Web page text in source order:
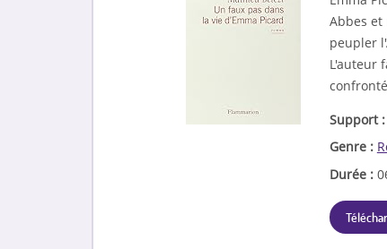
Abbes et
peupler
L'auteur
Support :
Genre :
Durée :